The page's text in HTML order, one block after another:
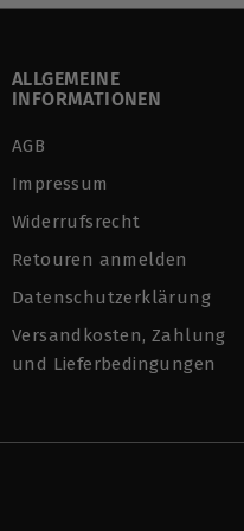
ALLGEMEINE
INFORMATIONEN
AGB
Impressum
Widerrufsrecht
Retouren anmelden
Datenschutzerklärung
Versandkosten, Zahlung
und Lieferbedingungen